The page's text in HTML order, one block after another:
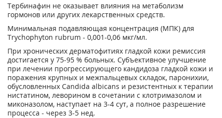
Тербинафин не оказывает влияния на метаболизм
гормонов или других лекарственных средств.
Минимальная подавляющая концентрация (МПК) для
Trychophyton rubrum - 0,001-0,06 мкг/мл.
При хронических дерматофитиях гладкой кожи ремиссия
достигается у 75-95 % больных. Субъективное улучшение
при лечении прогрессирующего кандидоза гладкой кожи и
поражения крупных и межпальцевых складок, паронихии,
обусловленных Candida albicans и резистентных к терапии
нистатином, леворином в сочетании с клотримазолом и
миконазолом, наступает на 3-4 сут, а полное разрешение
процесса - через 3-5 нед.